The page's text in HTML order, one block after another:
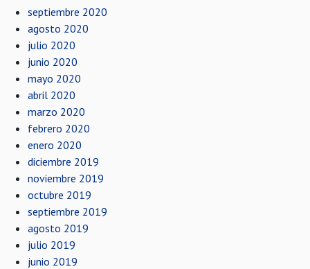
septiembre 2020
agosto 2020
julio 2020
junio 2020
mayo 2020
abril 2020
marzo 2020
febrero 2020
enero 2020
diciembre 2019
noviembre 2019
octubre 2019
septiembre 2019
agosto 2019
julio 2019
junio 2019